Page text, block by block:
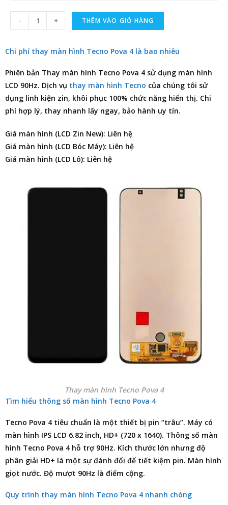
- + THÊM VÀO GIỎ HÀNG
Chi phí thay màn hình Tecno Pova 4 là bao nhiêu
Phiên bản Thay màn hình Tecno Pova 4 sử dụng màn hình
LCD 90Hz. Dịch vụ thay màn hình Tecno của chúng tôi sử
dụng linh kiện zin, khôi phục 100% chức năng hiển thị. Chi
phí hợp lý, thay nhanh lấy ngay, bảo hành uy tín.
Giá màn hình (LCD Zin New): Liên hệ
Giá màn hình (LCD Bóc Máy): Liên hệ
Giá màn hình (LCD Lô): Liên hệ
Thay màn hình Tecno Pova 4
Tìm hiểu thông số màn hình Tecno Pova 4
Tecno Pova 4 tiêu chuẩn là một thiết bị pin “trâu”. Máy có
màn hình IPS LCD 6.82 inch, HD+ (720 x 1640). Thông số màn
hình Tecno Pova 4 hỗ trợ 90Hz. Kích thước lớn nhưng độ
phân giải HD+ là một sự đánh đổi để tiết kiệm pin. Màn hình
giọt nước. Độ mượt 90Hz là điểm cộng.
Quy trình thay màn hình Tecno Pova 4 nhanh chóng